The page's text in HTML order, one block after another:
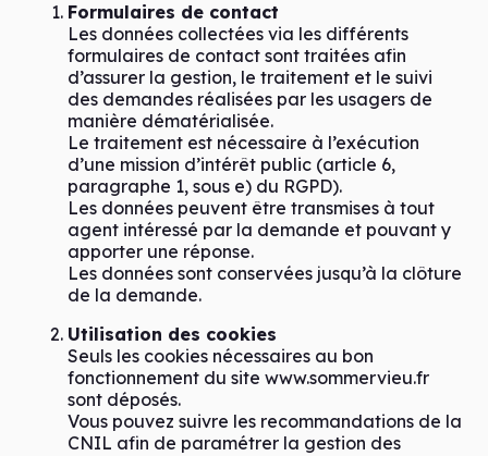
Formulaires de contact
Les données collectées via les différents
formulaires de contact sont traitées afin
d’assurer la gestion, le traitement et le suivi
des demandes réalisées par les usagers de
manière dématérialisée.
Le traitement est nécessaire à l’exécution
d’une mission d’intérêt public (article 6,
paragraphe 1, sous e) du RGPD).
Les données peuvent être transmises à tout
agent intéressé par la demande et pouvant y
apporter une réponse.
Les données sont conservées jusqu’à la clôture
de la demande.
Utilisation des cookies
Seuls les cookies nécessaires au bon
fonctionnement du site www.sommervieu.fr
sont déposés.
Vous pouvez suivre les recommandations de la
CNIL afin de paramétrer la gestion des